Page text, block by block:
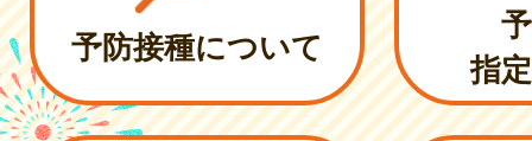
予防接種について
指